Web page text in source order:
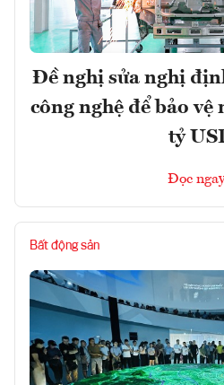
Đề nghị sửa nghị
công nghệ để bảo
tỷ
Đọc
Bất động sản